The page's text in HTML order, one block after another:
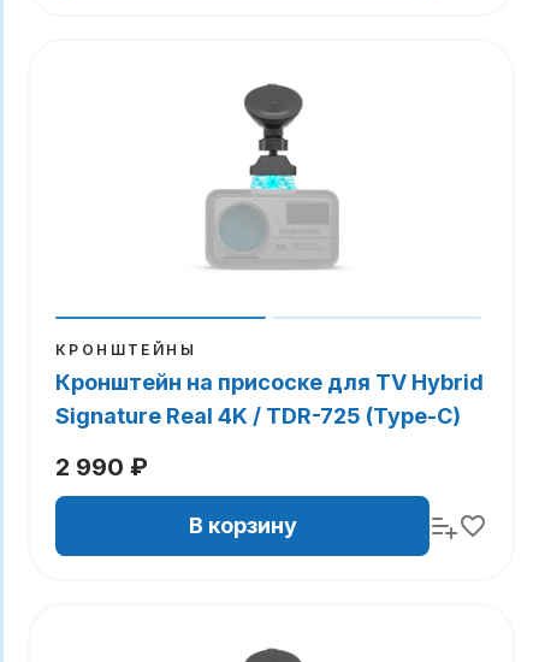
КРОНШТЕЙНЫ
Кронштейн на присоске для TV Hybrid
Signature Real 4K / TDR-725 (Type-C)
2 990 ₽
В корзину